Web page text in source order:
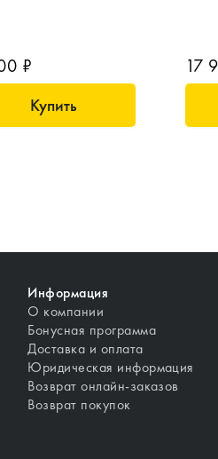
₽
Купить
17
Информация
О компании
Бонусная программа
Доставка и оплата
Юридическая информация
Возврат онлайн-заказов
Возврат покупок